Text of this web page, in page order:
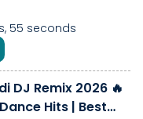
55 seconds
DJ Remix 2026 🔥
Hits | Best